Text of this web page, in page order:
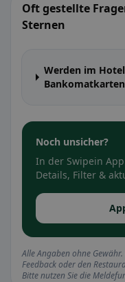
Oft gestellte
Sternen
Werden im
Noch unsicher?
In der Swipein
Details, Filter &
Alle Angaben ohne
Feedback oder den
Bitte nutzen Sie die